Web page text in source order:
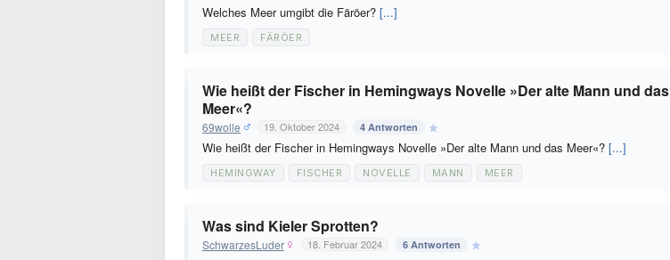
Welches Meer umgibt die Färöer? [...]
MEER FÄRÖER
Wie heißt der Fischer in Hemingways Novelle »Der alte Mann und das
Meer«?
69wolle 19. Oktober 2024 4 Antworten
Wie heißt der Fischer in Hemingways Novelle »Der alte Mann und das Meer«? [...]
HEMINGWAY FISCHER NOVELLE MANN MEER
Was sind Kieler Sprotten?
SchwarzesLuder 18. Februar 2024 6 Antworten